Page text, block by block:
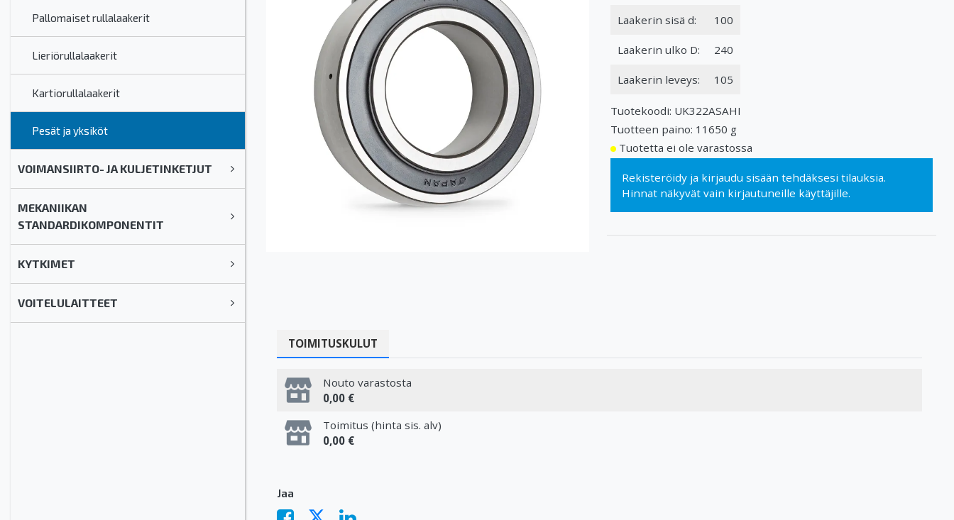
Pallomaiset rullalaakerit
Lieriörullalaakerit
Kartiorullalaakerit
Pesät ja yksiköt
VOIMANSIIRTO- JA KULJETINKETJUT
MEKANIIKAN
STANDARDIKOMPONENTIT
KYTKIMET
VOITELULAITTEET
Laakerin sisä d: 100
Laakerin ulko D: 240
Laakerin leveys: 105
Tuotekoodi: UK322ASAHI
Tuotteen paino: 11650 g
Tuotetta ei ole varastossa
Rekisteröidyja kirjaudu sisään tehdäksesi tilauksia.
Hinnat näkyvät vain kirjautuneille käyttäjille.
TOIMITUSKULUT
Nouto varastosta
0,00 €
Toimitus (hinta sis. alv)
0,00 €
Jaa